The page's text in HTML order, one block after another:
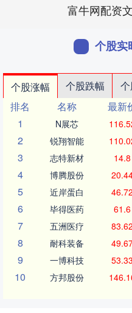
富牛网配资
个股实
个股涨幅 个股跌幅
排名
名称 最新
1
N展芯
2 锐翔智能
3 志特新材 14.8
4 博腾股份
5 近岸蛋白 46.72
6 毕得医药 61.6
7 五洲医疗 83.62
8 耐科装备
9 一博科技 53.33
10 方邦股份